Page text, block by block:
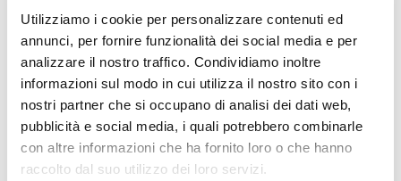
Utilizziamo i cookie per personalizzare contenuti ed
annunci, per fornire funzionalità dei social media e per
analizzare il nostro traffico. Condividiamo inoltre
informazioni sul modo in cui utilizza il nostro sito con i
nostri partner che si occupano di analisi dei dati web,
pubblicità e social media, i quali potrebbero combinarle
con altre informazioni che ha fornito loro o che hanno
raccolto dal suo utilizzo dei loro servizi.
LEGUMI: IDEE ORIGINALI,
NUTRIENTI E FACILI DA
PREPARARE